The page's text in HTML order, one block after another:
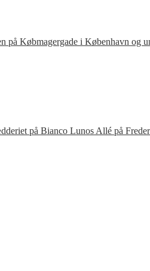
Købmagergade i København
på Bianco Lunos Allé på